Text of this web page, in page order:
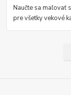
Naučte sa maľovať
pre všetky vekové